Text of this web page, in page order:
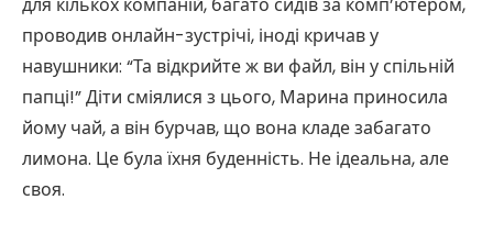
проводив онлайн-зустрічі, іноді кричав у
навушники: “Та відкрийте ж ви файл, він у спільній
папці!” Діти сміялися з цього, Марина приносила
йому чай, а він бурчав, що вона кладе забагато
лимона. Це була їхня буденність. Не ідеальна, але
своя.